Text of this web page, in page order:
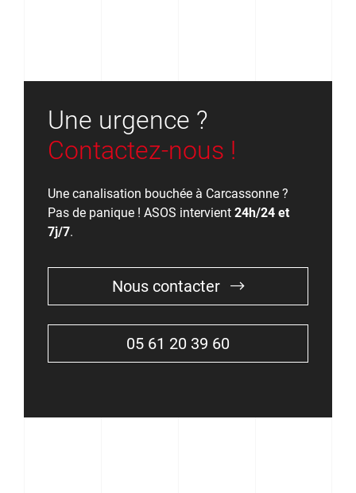
Une urgence ?
Contactez-nous !
Une canalisation bouchée à Carcassonne ?
Pas de panique ! ASOS intervient 24h/24 et
7j/7.
Nous contacter
05 61 20 39 60